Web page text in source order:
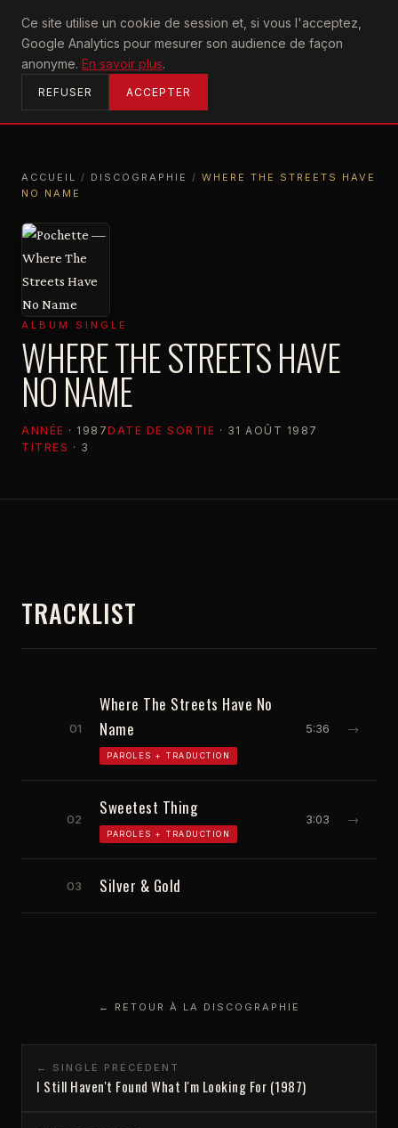
Ce site utilise un cookie de session et, si vous l'acceptez,
Google Analytics pour mesurer son audience de façon
anonyme. En savoir plus.
REFUSER ACCEPTER
U2achtung
ACCUEIL
ACCUEIL / DISCOGRAPHIE / WHERE THE STREETS HAVE
NO NAME
ALBUM SINGLE
WHERE THE STREETS HAVE
NO NAME
ANNÉE · 1987DATE DE SORTIE · 31 AOÛT 1987
TITRES · 3
TRACKLIST
01
Where The Streets Have No
Name
PAROLES + TRADUCTION
5:36 →
02
Sweetest Thing
PAROLES + TRADUCTION
3:03 →
03 Silver & Gold
← RETOUR À LA DISCOGRAPHIE
← SINGLE PRÉCÉDENT
I Still Haven't Found What I'm Looking For (1987)